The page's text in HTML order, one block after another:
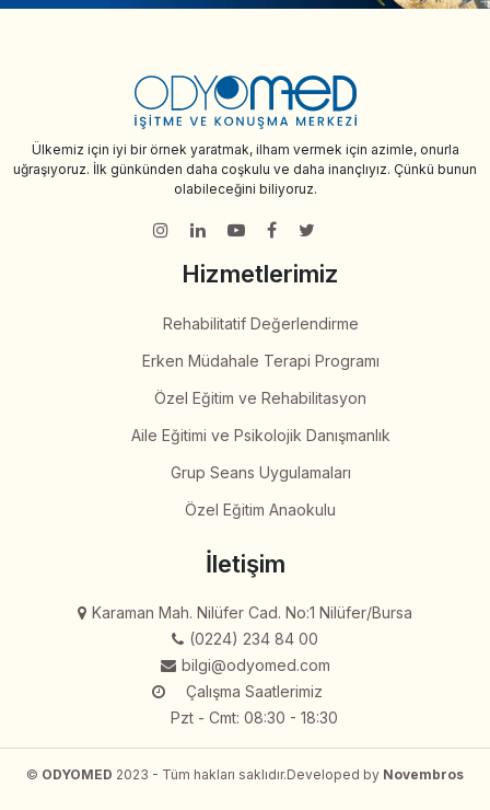
Ülkemiz için iyi bir örnek yaratmak, ilham vermek için azimle, onurla
uğraşıyoruz. İlk günkünden daha coşkulu ve daha inançlıyız. Çünkü bunun
olabileceğini biliyoruz.
Hizmetlerimiz
Rehabilitatif Değerlendirme
Erken Müdahale Terapi Programı
Özel Eğitim ve Rehabilitasyon
Aile Eğitimi ve Psikolojik Danışmanlık
Grup Seans Uygulamaları
Özel Eğitim Anaokulu
İletişim
Karaman Mah. Nilüfer Cad. No:1 Nilüfer/Bursa
(0224) 234 84 00
bilgi@odyomed.com
Çalışma Saatlerimiz
Pzt - Cmt: 08:30 - 18:30
© ODYOMED 2023 - Tüm hakları saklıdır.Developed by Novembros